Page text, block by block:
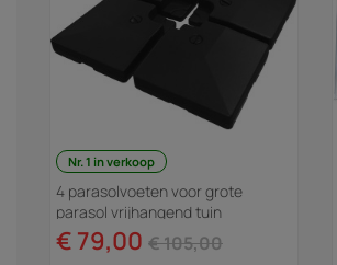
Nr. 1 in verkoop
4 parasolvoeten voor grote
parasol vrijhangend tuin
zweefparasol - 4 x 3 m - 104 kg -
Zwart
€ 79,00 € 105,00